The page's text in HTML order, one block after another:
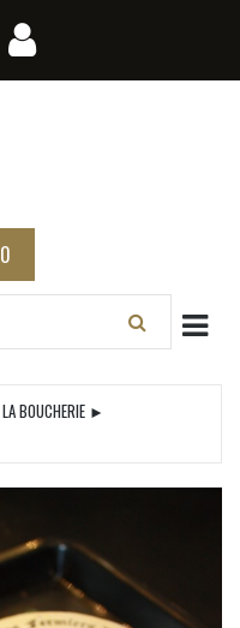
0
LA BOUCHERIE ►